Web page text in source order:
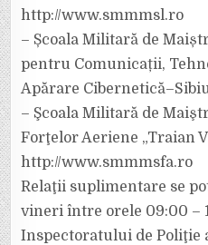
http://www.smmmsl.ro
– Școala Militară de
pentru Comunicații,
Apărare
– Şcoala Militară de
Forţelor Aeriene „Traian
http://www.smmmsfa.ro
Relaţii suplimentare se
vineri între orele 09:00 –
Inspectoratului de Poliţie